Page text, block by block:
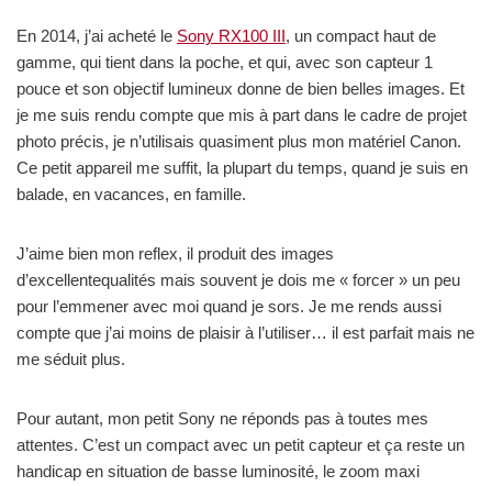
En 2014, j’ai acheté le Sony RX100 III, un compact haut de
gamme, qui tient dans la poche, et qui, avec son capteur 1
pouce et son objectif lumineux donne de bien belles images. Et
je me suis rendu compte que mis à part dans le cadre de projet
photo précis, je n’utilisais quasiment plus mon matériel Canon.
Ce petit appareil me suffit, la plupart du temps, quand je suis en
balade, en vacances, en famille.
J’aime bien mon reflex, il produit des images
d’excellentequalités mais souvent je dois me « forcer » un peu
pour l’emmener avec moi quand je sors. Je me rends aussi
compte que j’ai moins de plaisir à l’utiliser… il est parfait mais ne
me séduit plus.
Pour autant, mon petit Sony ne réponds pas à toutes mes
attentes. C’est un compact avec un petit capteur et ça reste un
handicap en situation de basse luminosité, le zoom maxi